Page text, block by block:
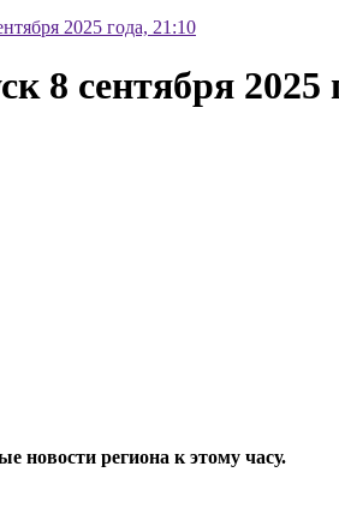
2025 года, 21:10
8 сентября 2025
региона к этому часу.